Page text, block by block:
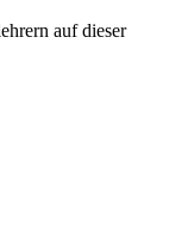
auf dieser